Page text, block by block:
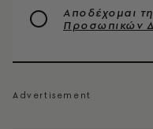
Αποδέχομαι
Προσωπικών